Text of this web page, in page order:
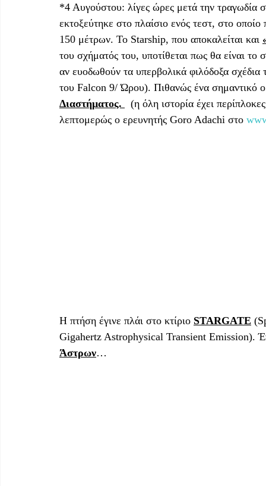
*4 Αυγούστου: λίγες ώρες μετά την
εκτοξεύτηκε στο πλαίσιο ενός τεστ, στο
150 μέτρων. Το Starship, που αποκαλείται και
του σχήματός του, υποτίθεται πως θα είναι
αν ευοδωθούν τα υπερβολικά φιλόδοξα
του Falcon 9/ Ώρου). Πιθανώς ένα σημαντικό
Διαστήματος.
(η όλη ιστορία έχει
λεπτομερώς ο ερευνητής Goro Adachi στο
Η πτήση έγινε πλάι στο κτίριο STARGATE
Gigahertz Astrophysical Transient Emission).
Άστρων…